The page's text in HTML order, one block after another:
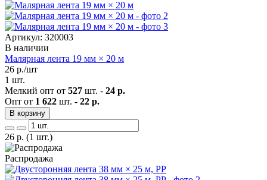
Артикул: 320003
В наличии
Малярная лента 19 мм × 20 м
26 р./шт
1 шт.
Мелкий опт от 527 шт. - 24 р.
Опт от 1 622 шт. - 22 р.
В корзину
26 р. (1 шт.)
Распродажа